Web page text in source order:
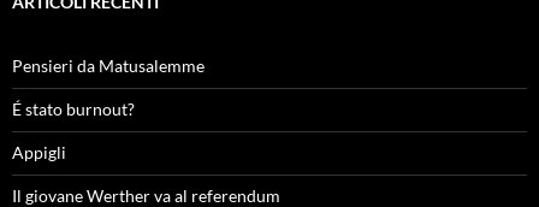
Pensieri da Matusalemme
É stato burnout?
Appigli
Il giovane Werther va al referendum